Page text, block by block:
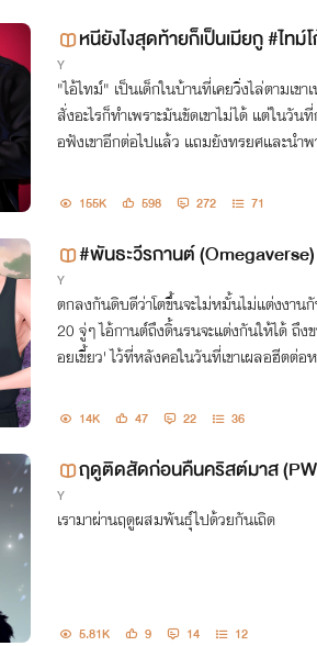
หนียังไงสุดท้ายก็เป็นเมียกู #ไทม์
Y
"ไอ้ไทม์" เป็นเด็กในบ้านที่เคยวิ่งไล่ตามเข
สั่งอะไรก็ทำเพราะมันขัดเขาไม่ได้ แต่ในวัน
อฟังเขาอีกต่อไปแล้ว แถมยังทรยศและนำ
155K 598 272 71
#พันธะวีรกานต์
Y
ตกลงกันดิบดีว่าโตขึ้นจะไม่หมั้นไม่แต่งงาน
20 จู่ๆ ไอ้กานต์ถึงดิ้นรนจะแต่งกันให้ได้ ถึ
อยเขี้ยว' ไว้ที่หลังคอในวันที่เขาเผลอฮีตต่อ
14K 47 22 36
ฤดูติดสัดก่อนคืนคริสต์มาส
Y
เรามาผ่านฤดูผสมพันธุ์ไปด้วยกันเถิด
5.81K 9 14 12